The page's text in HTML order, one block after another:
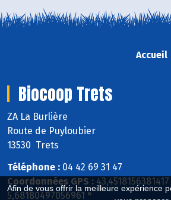
Afin de vous offrir la meilleure expérience
Accueil
Biocoop Trets
ZA La Burlière
Route de Puyloubier
13530 Trets
Téléphone : 04 42 69 31 47
Coordonnées GPS :
5,68180497056961 °